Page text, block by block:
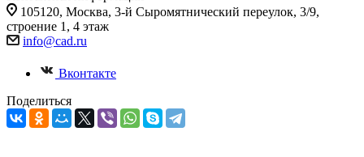
105120, Москва, 3-й Сыромятнический переулок, 3/9,
строение 1, 4 этаж
info@cad.ru
Вконтакте
Поделиться